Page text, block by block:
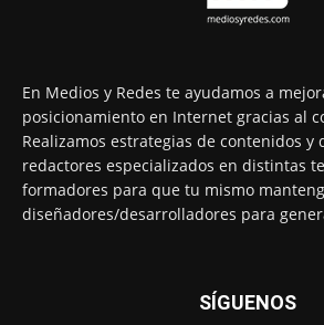
En Medios y Redes te ayudamos a
posicionamiento en Internet gracias al
Realizamos estrategias de contenidos y
redactores especializados en distintas
formadores para que tu mismo
diseñadores/desarrolladores para
SÍGUENOS